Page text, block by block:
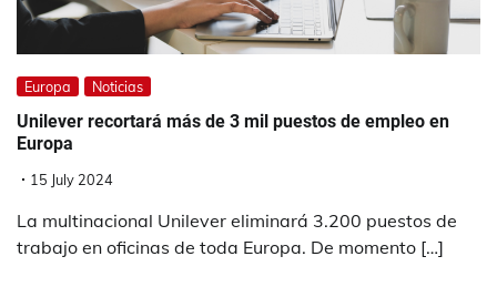
Europa Noticias
Unilever recortará más de 3 mil puestos de empleo en
Europa
15 July 2024
La multinacional Unilever eliminará 3.200 puestos de
trabajo en oficinas de toda Europa. De momento […]